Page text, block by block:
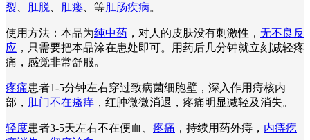
裂
肛脱 肛瘘 、等肛肠疾病。
使用方法：本品为纯中药 ，对人的皮肤没有刺激性， 无不良反
应 ，只需要把本品涂在患处即可。用药后几分钟就立刻减轻疼
痛，感觉非常舒服。
疼痛患者1-5分钟左右穿过致病菌细胞壁，深入作用痔核内
部， 肛门不在瘙痒 ，红肿微微消退，疼痛明显减轻及消失。
轻度患者3-5天左右不在便血、 疼痛 ，持续用药外痔， 内痔疙